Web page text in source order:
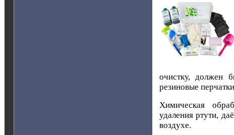
очистку, должен
резиновые
Химическая
удаления ртути,
воздухе.